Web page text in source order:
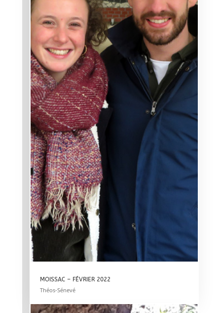
MOISSAC – FÉVRIER 2022
Théos-Sénevé